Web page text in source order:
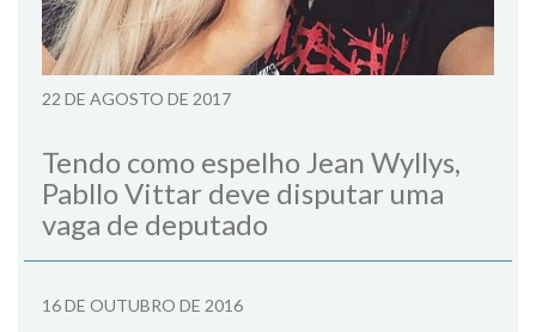
22 DE AGOSTO DE 2017
Tendo como espelho Jean Wyllys,
Pabllo Vittar deve disputar uma
vaga de deputado
16 DE OUTUBRO DE 2016